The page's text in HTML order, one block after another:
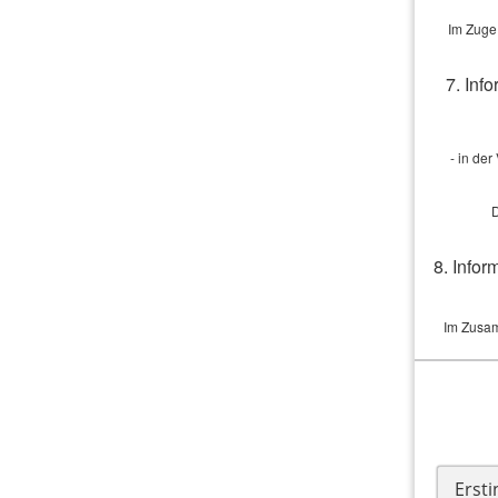
Wie sind Sie am besten
Im
7.
- in der
8.
Im
Der
der
sog.